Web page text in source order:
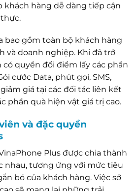
khách hàng dễ dàng tiếp cận
bao gồm toàn bộ khách hàng
và doanh nghiệp. Khi đã trở
quyền đổi điểm lấy các phần
cước Data, phút gọi, SMS,
giá tại các đối tác liên kết
phần quà hiện vật giá trị cao.
và đặc quyền
Plus được chia thành
nhau, tương ứng với mức tiêu
bó của khách hàng. Việc sở